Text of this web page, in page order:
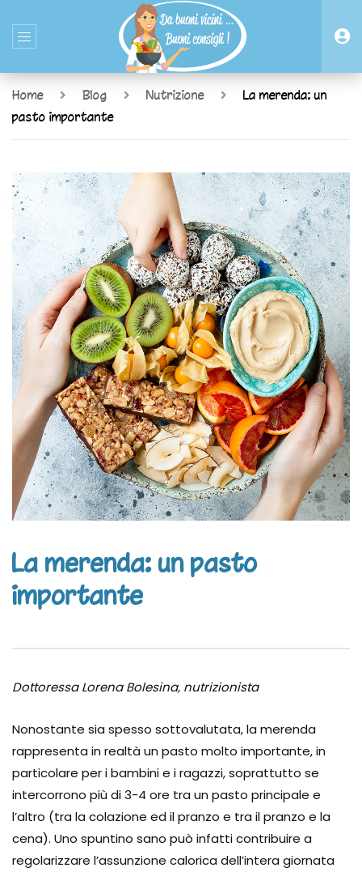
Home Blog Nutrizione
La merenda: un
pasto importante
La merenda: un pasto
importante
Dottoressa Lorena Bolesina, nutrizionista
Nonostante sia spesso sottovalutata, la merenda
rappresenta in realtà un pasto molto importante, in
particolare per i bambini e i ragazzi, soprattutto se
intercorrono più di 3-4 ore tra un pasto principale e
l’altro (tra la colazione ed il pranzo e tra il pranzo e la
cena). Uno spuntino sano può infatti contribuire a
regolarizzare l’assunzione calorica dell’intera giornata